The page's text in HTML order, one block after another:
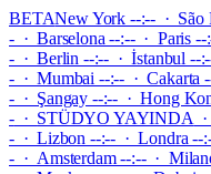
BETANew York --:-- ·
- · Barselona --:-- · Paris
- · Berlin --:-- · İstanbul --
- · Mumbai --:-- · Cakarta
- · Şangay --:-- · Hong
-· STÜDYO YAYINDA
- · Lizbon --:-- · Londra --
- · Amsterdam --:-- ·